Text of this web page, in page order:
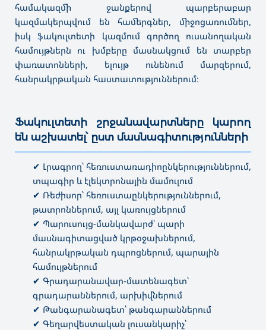
համակազմի ջանքերով պարբերաբար
կազմակերպվում են համերգներ, միջոցառումներ,
իսկ ֆակուլտետի կազմում գործող ուսանողական
համույթներն ու խմբերը մասնակցում են տարբեր
փառատոնների, ելույթ ունենում մարզերում,
հանրակրթական հաստատություններում։
Ֆակուլտետի շրջանավարտները կարող
են աշխատել՝ ըստ մասնագիտությունների
✔ Լրագրող՝ հեռուստառադիոընկերություններում,
տպագիր և էլեկտրոնային մամուլում
✔ Ռեժիսոր՝ հեռուստաընկերություններում,
թատրոններում, այլ կառույցներում
✔ Պարուսույց-մանկավարժ՝ պարի
մասնագիտացված կրթօջախներում,
հանրակրթական դպրոցներում, պարային
համույթներում
✔ Գրադարանավար-մատենագետ՝
գրադարաններում, արխիվներում
✔ Թանգարանագետ՝ թանգարաններում
✔ Գեղարվեստական լուսանկարիչ՝